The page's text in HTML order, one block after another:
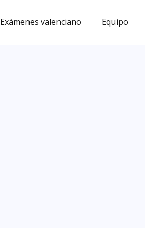
Exámenes valenciano Equipo